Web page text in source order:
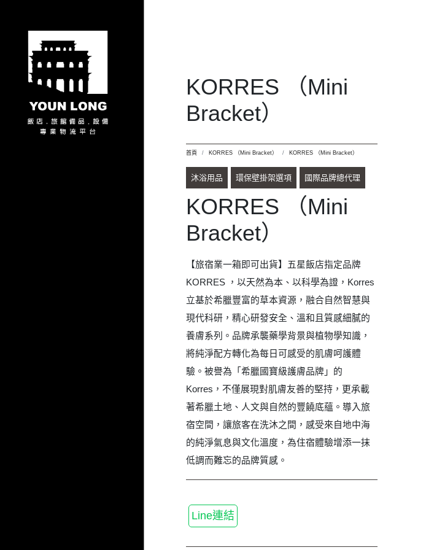
KORRES （Mini
Bracket）
首頁 KORRES （Mini Bracket） KORRES （Mini Bracket）
沐浴用品 環保壁掛架選項 國際品牌總代理
KORRES （Mini
Bracket）
【旅宿業一箱即可出貨】五星飯店指定品牌
KORRES ，以天然為本、以科學為證，Korres
立基於希臘豐富的草本資源，融合自然智慧與
現代科研，精心研發安全、溫和且質感細膩的
養膚系列。品牌承襲藥學背景與植物學知識，
將純淨配方轉化為每日可感受的肌膚呵護體
驗。被譽為「希臘國寶級護膚品牌」的
Korres，不僅展現對肌膚友善的堅持，更承載
著希臘土地、人文與自然的豐饒底蘊。導入旅
宿空間，讓旅客在洗沐之間，感受來自地中海
的純淨氣息與文化溫度，為住宿體驗增添一抹
低調而難忘的品牌質感。
Line連結